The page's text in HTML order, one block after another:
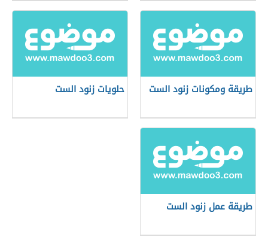
طريقة ومكونات زنود الست حلويات زنود الست
طريقة عمل زنود الست